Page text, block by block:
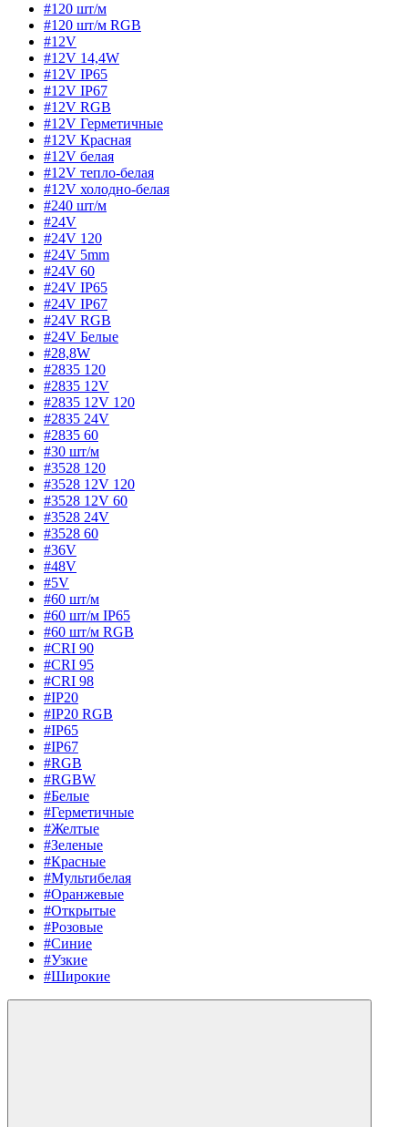
#120 шт/м
#120 шт/м RGB
#12V
#12V 14,4W
#12V IP65
#12V IP67
#12V RGB
#12V Герметичные
#12V Красная
#12V белая
#12V тепло-белая
#12V холодно-белая
#240 шт/м
#24V
#24V 120
#24V 5mm
#24V 60
#24V IP65
#24V IP67
#24V RGB
#24V Белые
#28,8W
#2835 120
#2835 12V
#2835 12V 120
#2835 24V
#2835 60
#30 шт/м
#3528 120
#3528 12V 120
#3528 12V 60
#3528 24V
#3528 60
#36V
#48V
#5V
#60 шт/м
#60 шт/м IP65
#60 шт/м RGB
#CRI 90
#CRI 95
#CRI 98
#IP20
#IP20 RGB
#IP65
#IP67
#RGB
#RGBW
#Белые
#Герметичные
#Желтые
#Зеленые
#Красные
#Мультибелая
#Оранжевые
#Открытые
#Розовые
#Синие
#Узкие
#Широкие